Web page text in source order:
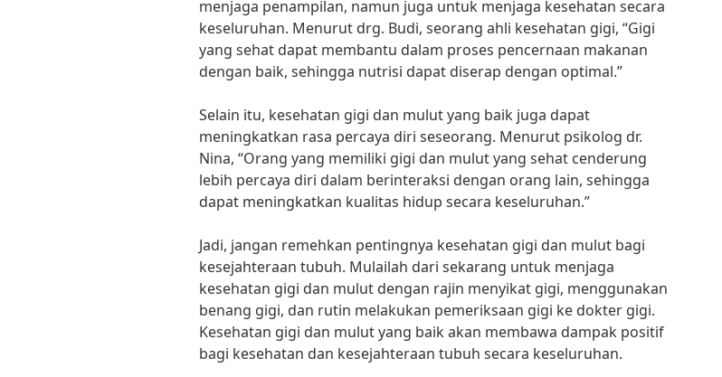
menjaga penampilan, namun juga untuk menjaga kesehatan secara
keseluruhan. Menurut drg. Budi, seorang ahli kesehatan gigi, “Gigi
yang sehat dapat membantu dalam proses pencernaan makanan
dengan baik, sehingga nutrisi dapat diserap dengan optimal.”
Selain itu, kesehatan gigi dan mulut yang baik juga dapat
meningkatkan rasa percaya diri seseorang. Menurut psikolog dr.
Nina, “Orang yang memiliki gigi dan mulut yang sehat cenderung
lebih percaya diri dalam berinteraksi dengan orang lain, sehingga
dapat meningkatkan kualitas hidup secara keseluruhan.”
Jadi, jangan remehkan pentingnya kesehatan gigi dan mulut bagi
kesejahteraan tubuh. Mulailah dari sekarang untuk menjaga
kesehatan gigi dan mulut dengan rajin menyikat gigi, menggunakan
benang gigi, dan rutin melakukan pemeriksaan gigi ke dokter gigi.
Kesehatan gigi dan mulut yang baik akan membawa dampak positif
bagi kesehatan dan kesejahteraan tubuh secara keseluruhan.